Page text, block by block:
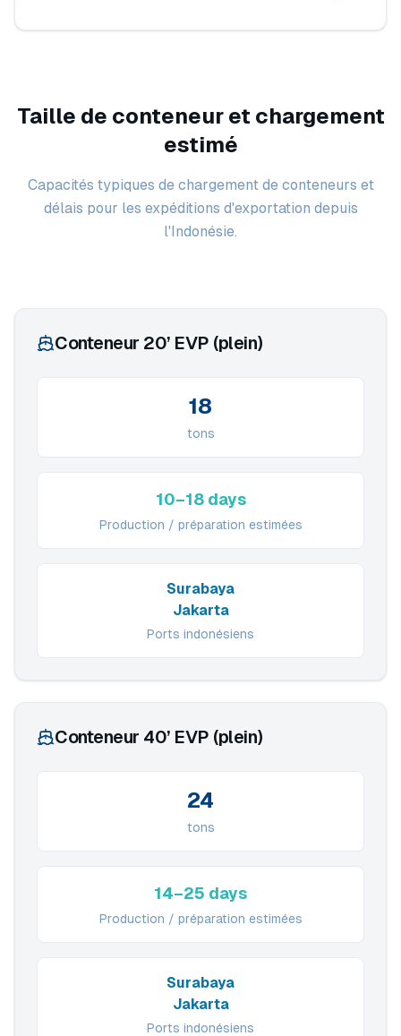
Taille de conteneur et chargement
estimé
Capacités typiques de chargement de conteneurs et
délais pour les expéditions d'exportation depuis
l'Indonésie.
Conteneur 20’ EVP (plein)
18
tons
10–18 days
Production / préparation estimées
Surabaya
Jakarta
Ports indonésiens
Conteneur 40’ EVP (plein)
24
tons
14–25 days
Production / préparation estimées
Surabaya
Jakarta
Ports indonésiens